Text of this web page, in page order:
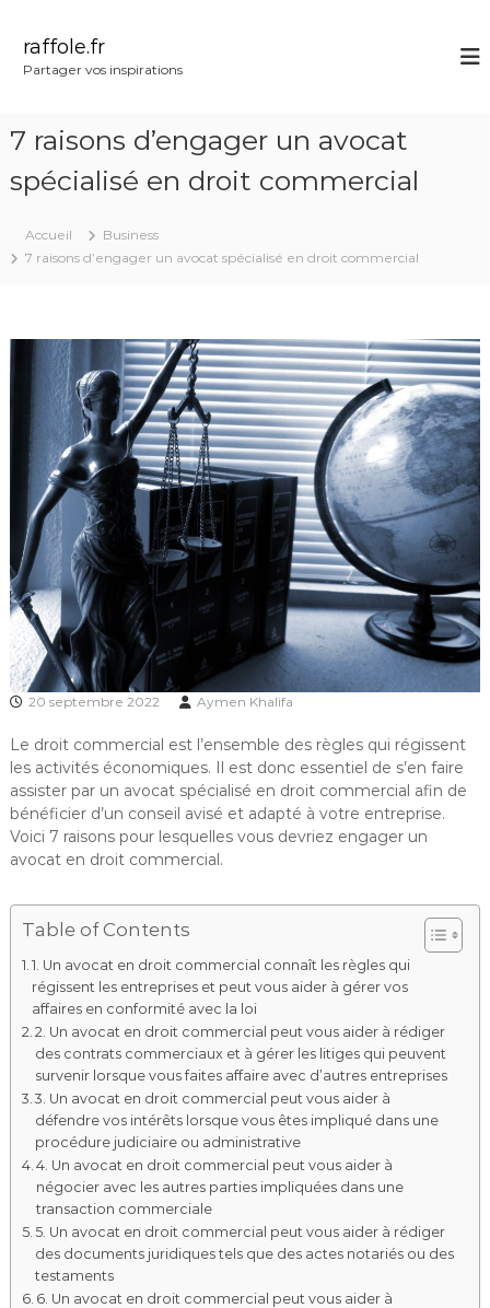
raffole.fr
Partager vos inspirations
7 raisons d’engager un avocat
spécialisé en droit commercial
Accueil
Business
7 raisons d’engager un avocat spécialisé en droit commercial
20 septembre 2022 Aymen Khalifa
Le droit commercial est l’ensemble des règles qui régissent
les activités économiques. Il est donc essentiel de s’en faire
assister par un avocat spécialisé en droit commercial afin de
bénéficier d’un conseil avisé et adapté à votre entreprise.
Voici 7 raisons pour lesquelles vous devriez engager un
avocat en droit commercial.
Table of Contents
1. Un avocat en droit commercial connaît les règles qui
régissent les entreprises et peut vous aider à gérer vos
affaires en conformité avec la loi
2. Un avocat en droit commercial peut vous aider à rédiger
des contrats commerciaux et à gérer les litiges qui peuvent
survenir lorsque vous faites affaire avec d’autres entreprises
3. Un avocat en droit commercial peut vous aider à
défendre vos intérêts lorsque vous êtes impliqué dans une
procédure judiciaire ou administrative
4. Un avocat en droit commercial peut vous aider à
négocier avec les autres parties impliquées dans une
transaction commerciale
5. Un avocat en droit commercial peut vous aider à rédiger
des documents juridiques tels que des actes notariés ou des
testaments
6. Un avocat en droit commercial peut vous aider à